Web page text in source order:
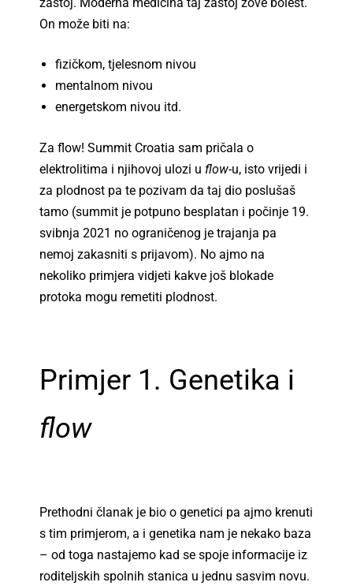
On može biti na:
fizičkom, tjelesnom nivou
mentalnom nivou
energetskom nivou itd.
Za flow! Summit Croatia sam pričala o
elektrolitima i njihovoj ulozi u flow-u, isto vrijedi i
za plodnost pa te pozivam da taj dio poslušaš
tamo (summit je potpuno besplatan i počinje 19.
svibnja 2021 no ograničenog je trajanja pa
nemoj zakasniti s prijavom). No ajmo na
nekoliko primjera vidjeti kakve još blokade
protoka mogu remetiti plodnost.
Primjer 1. Genetika i
flow
Prethodni članak je bio o genetici pa ajmo krenuti
s tim primjerom, a i genetika nam je nekako baza
– od toga nastajemo kad se spoje informacije iz
roditeljskih spolnih stanica u jednu sasvim novu.